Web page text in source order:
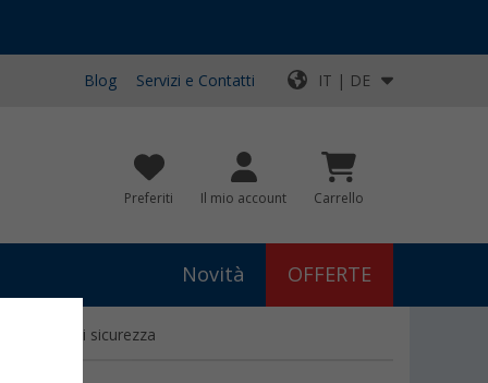
Blog Servizi e Contatti IT | DE
Preferiti Il mio account Carrello
Novità OFFERTE
anello di sicurezza